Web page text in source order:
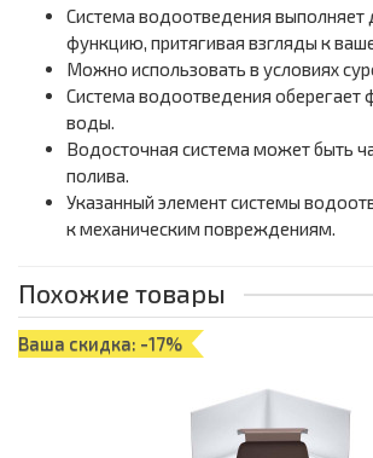
Система водоотведения выполняет
функцию, притягивая взгляды к
Можно использовать в условиях
Система водоотведения оберегает
воды.
Водосточная система может быть
полива.
Указанный элемент системы
к механическим повреждениям.
Похожие товары
Ваша скидка: -17%